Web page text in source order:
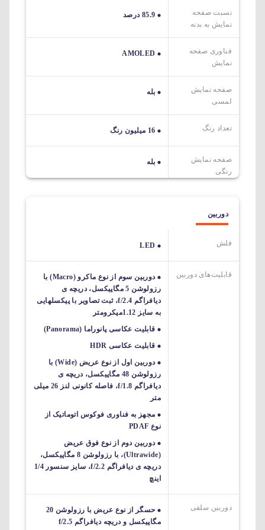
نسبت صفحه
نمایش به بدنه
85.9 درصد
فناوری صفحه
نمایش
AMOLED
صفحه نمایش
لمسی
بله
تعداد رنگ 16 میلیون رنگ
صفحه نمایش
رنگی
بله
دوربین
فلش LED
قابلیت‌های دوربین‌
دوربین سوم از نوع ماکرو (Macro) با
رزولوشن 5 مگاپیکسل، دریچه ی
دیافراگم f/2.4، ثبت تصاویر با پیکسل‎هایی
به سایز 1.12میکرومتر
قابلیت عکاسی پانوراما (Panorama)
قابلیت عکاسی HDR
دوربین اول از نوع عریض (Wide) با
رزولوشن 48 مگاپیکسل، دریچه ی
دیافراگم f/1.8، فاصله کانونی لنز 26 میلی
متر
مجهز به فناوری فوکوس اتوماتیک از
نوع PDAF
دوربین دوم از نوع فوق عریض
(Ultrawide)، با رزولوشن 8 مگاپیکسل،
دریچه ی دیافراگم f/2.2، سایز سنسور 1/4
اینچ
دوربین سلفی
حسگر از نوع عریض با رزولوشن 20
مگاپیکسل و دریچه دیافراگم f/2.5